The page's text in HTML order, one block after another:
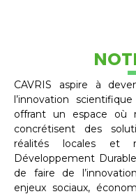
CAVRIS aspire à
l’innovation
offrant un espace où
concrétisent des
réalités locales et
Développement
de faire de
enjeux sociaux,